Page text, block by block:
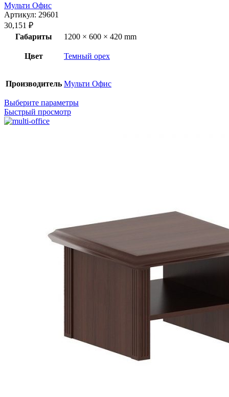
Мульти Офис
Артикул: 29601
30,151 ₽
Габариты
1200 × 600 × 420 mm
Цвет Темный орех
Производитель Мульти Офис
Выберите параметры
Быстрый просмотр